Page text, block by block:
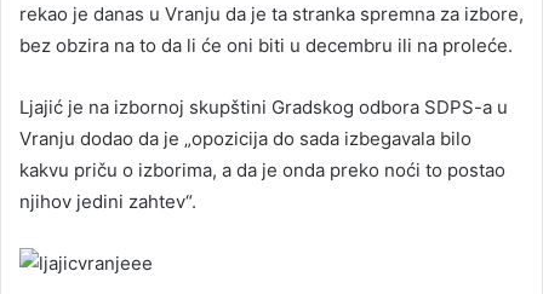
rekao je danas u Vranju da je ta stranka spremna za izbore,
bez obzira na to da li će oni biti u decembru ili na proleće.
Ljajić je na izbornoj skupštini Gradskog odbora SDPS-a u
Vranju dodao da je „opozicija do sada izbegavala bilo
kakvu priču o izborima, a da je onda preko noći to postao
njihov jedini zahtev“.